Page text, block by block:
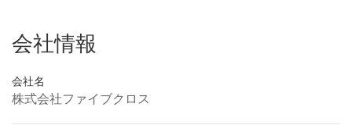
会社情報
会社名
株式会社ファイブクロス